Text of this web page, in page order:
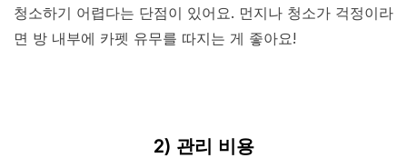
청소하기 어렵다는 단점이 있어요. 먼지나 청소가 걱정이라
면 방 내부에 카펫 유무를 따지는 게 좋아요!
2) 관리 비용